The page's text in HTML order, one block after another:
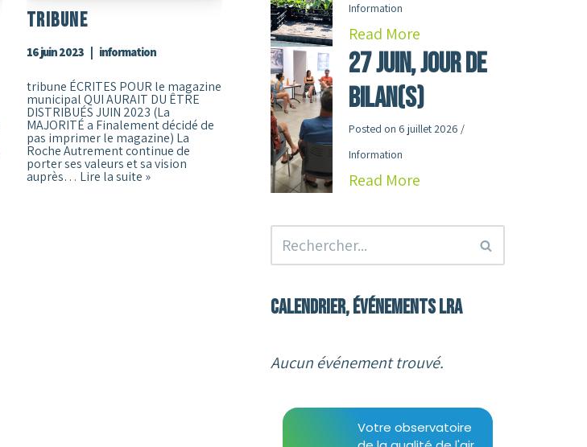
Tribune
16 juin 2023 information
tribune ÉCRITES POUR le magazine
municipal QUI AURAIT DU ÊTRE
DISTRIBUÉS JUIN 2023 (La
MAJORITÉ a Finalement décidé de
pas imprimer le magazine) La
Roche Autrement continue de
porter ses valeurs et sa vision
auprès… Lire la suite »
Information
Read More
27 juin, jour de
Bilan(s)
Posted on 6 juillet 2026 /
Information
Read More
Calendrier, événements LRA
Aucun événement trouvé.